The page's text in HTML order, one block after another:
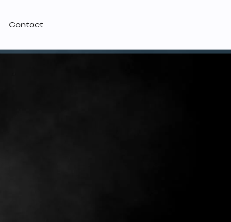
Contact